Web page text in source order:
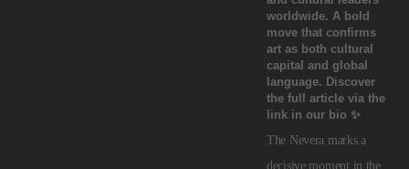
The Nevera marks a
decisive moment in the